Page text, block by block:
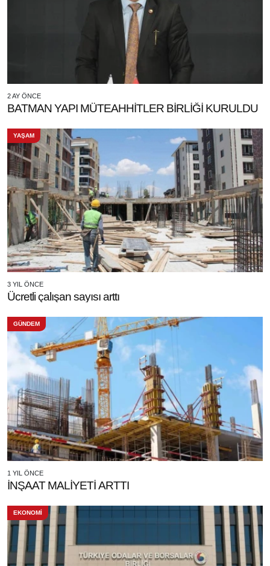
2 AY ÖNCE
BATMAN YAPI MÜTEAHHİTLER BİRLİĞİ KURULDU
YAŞAM
3 YIL ÖNCE
Ücretli çalışan sayısı arttı
GÜNDEM
1 YIL ÖNCE
İNŞAAT MALİYETİ ARTTI
EKONOMİ